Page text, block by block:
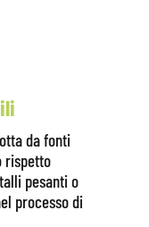
da fonti
rispetto
pesanti o
processo di